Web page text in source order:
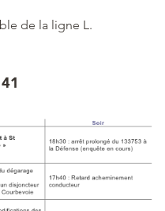
de la ligne L.